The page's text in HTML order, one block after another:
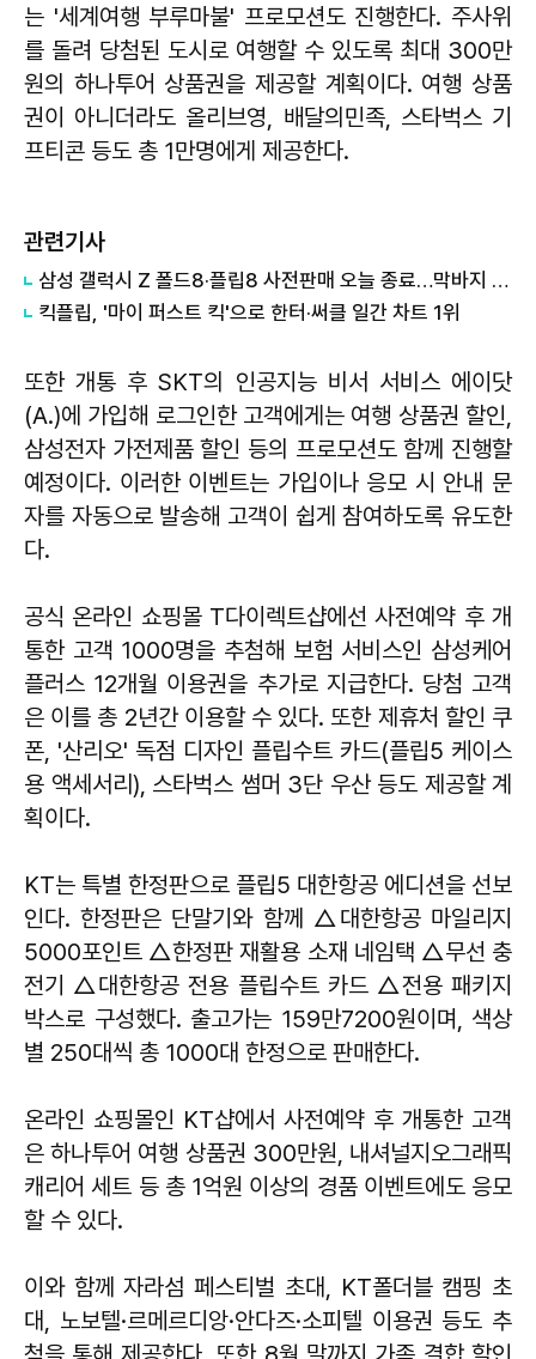
는 '세계여행 부루마불' 프로모션도 진행한다. 주사위
를 돌려 당첨된 도시로 여행할 수 있도록 최대 300만
원의 하나투어 상품권을 제공할 계획이다. 여행 상품
권이 아니더라도 올리브영, 배달의민족, 스타벅스 기
프티콘 등도 총 1만명에게 제공한다.
관련기사
삼성 갤럭시 Z 폴드8·플립8 사전판매 오늘 종료…막바지 열기 '후끈'
킥플립, '마이 퍼스트 킥'으로 한터·써클 일간 차트 1위
또한 개통 후 SKT의 인공지능 비서 서비스 에이닷
(A.)에 가입해 로그인한 고객에게는 여행 상품권 할인,
삼성전자 가전제품 할인 등의 프로모션도 함께 진행할
예정이다. 이러한 이벤트는 가입이나 응모 시 안내 문
자를 자동으로 발송해 고객이 쉽게 참여하도록 유도한
다.
공식 온라인 쇼핑몰 T다이렉트샵에선 사전예약 후 개
통한 고객 1000명을 추첨해 보험 서비스인 삼성케어
플러스 12개월 이용권을 추가로 지급한다. 당첨 고객
은 이를 총 2년간 이용할 수 있다. 또한 제휴처 할인 쿠
폰, '산리오' 독점 디자인 플립수트 카드(플립5 케이스
용 액세서리), 스타벅스 썸머 3단 우산 등도 제공할 계
획이다.
KT는 특별 한정판으로 플립5 대한항공 에디션을 선보
인다. 한정판은 단말기와 함께 △대한항공 마일리지
5000포인트 △한정판 재활용 소재 네임택 △무선 충
전기 △대한항공 전용 플립수트 카드 △전용 패키지
박스로 구성했다. 출고가는 159만7200원이며, 색상
별 250대씩 총 1000대 한정으로 판매한다.
온라인 쇼핑몰인 KT샵에서 사전예약 후 개통한 고객
은 하나투어 여행 상품권 300만원, 내셔널지오그래픽
캐리어 세트 등 총 1억원 이상의 경품 이벤트에도 응모
할 수 있다.
이와 함께 자라섬 페스티벌 초대, KT폴더블 캠핑 초
대, 노보텔·르메르디앙·안다즈·소피텔 이용권 등도 추